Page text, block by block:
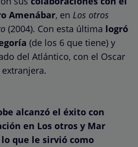
Amenábar, en Los otros
(2004). Con esta última logró
(de los 6 que tiene) y
del Atlántico, con el Oscar
alcanzó el éxito con
en Los otros y Mar
que le sirvió como